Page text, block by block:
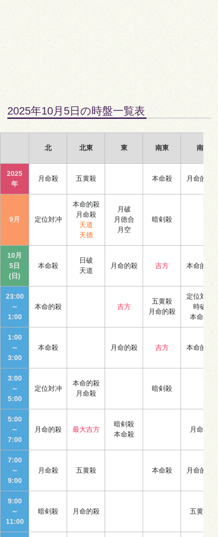
2025年10月5日の時盤一覧表
北 北東 東 南東 南
2025
年
月命殺 五黄殺 本命殺 月命的殺
9月 定位対冲
本命的殺
月命殺
天道
天徳
月破
月徳合
月空
暗剣殺
10月
5日
(日)
本命殺
日破
天道
月命的殺 吉方 本命的殺
23:00
～
1:00
本命的殺 吉方
五黄殺
月命的殺
定位対冲
時破
本命殺
1:00
～
3:00
本命殺 月命的殺 吉方 本命的殺
3:00
～
5:00
定位対冲
本命的殺
月命殺
暗剣殺
5:00
～
7:00
月命的殺 最大吉方
暗剣殺
本命殺
月命殺
7:00
～
9:00
月命殺 五黄殺 本命殺 月命的殺
9:00
～
11:00
暗剣殺 月命的殺 五黄殺